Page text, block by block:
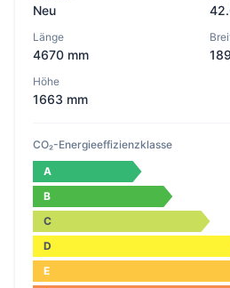
Neu
Länge
4670 mm
Höhe
1663 mm
CO₂-Energieeffizienzklasse
A
B
C
D
E